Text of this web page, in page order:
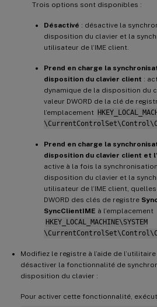
Trois options sont disponibles :
Désactivé : désactive la
disposition du clavier et la
utilisateur de l’IME client.
Prend en charge la
disposition du clavier client :
dynamique de la disposition du
valeur DWORD de la clé de
l’emplacement
Prend en charge la
disposition du clavier client et
active à la fois la
disposition du clavier et la
utilisateur de l’IME client,
DWORD des clés de registre
SyncClientIME à l’emplacement
HKEY_LOCAL_MACHINE\SYSTEM
Modifiez le registre à l’aide de l’utilitaire
désactiver la fonctionnalité de
disposition du clavier :
Pour activer cette fonctionnalité,